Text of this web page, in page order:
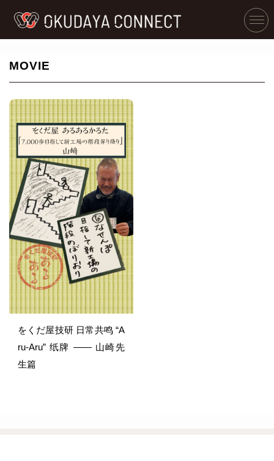
MOVIE
をくだ屋技研 日常共鸣 “A
ru-Aru” 纸牌 —— 山崎先
生篇